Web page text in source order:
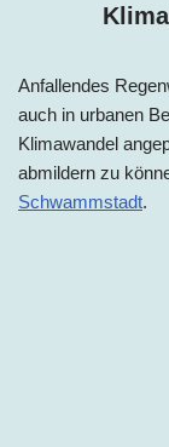
Anfallendes
auch in urbanen
Klimawandel
abmildern zu
Schwammstadt.